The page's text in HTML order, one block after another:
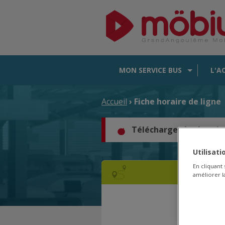
MON SERVICE BUS
Accueil › Fiche horaire de ligne
Téléchargez les
En
améliorer